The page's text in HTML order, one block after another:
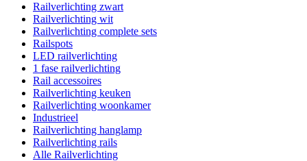
Railverlichting zwart
Railverlichting wit
Railverlichting complete sets
Railspots
LED railverlichting
1 fase railverlichting
Rail accessoires
Railverlichting keuken
Railverlichting woonkamer
Industrieel
Railverlichting hanglamp
Railverlichting rails
Alle Railverlichting